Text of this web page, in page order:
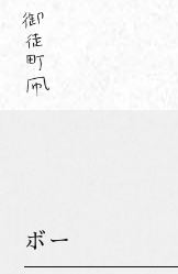
ボー